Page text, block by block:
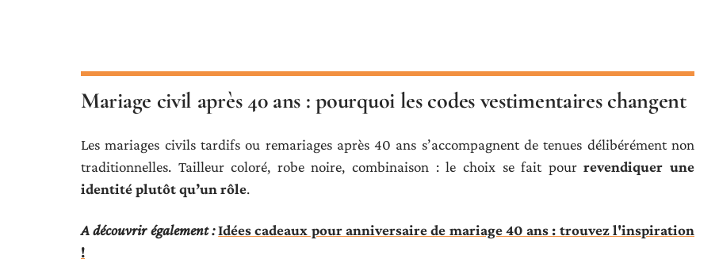
Mariage civil après 40 ans : pourquoi les codes vestimentaires changent
Les mariages civils tardifs ou remariages après 40 ans s’accompagnent de tenues délibérément non
traditionnelles. Tailleur coloré, robe noire, combinaison : le choix se fait pourrevendiquer une
identité plutôt qu’un rôle.
A découvrir également : Idées cadeaux pour anniversaire de mariage 40 ans : trouvez l'inspiration
!